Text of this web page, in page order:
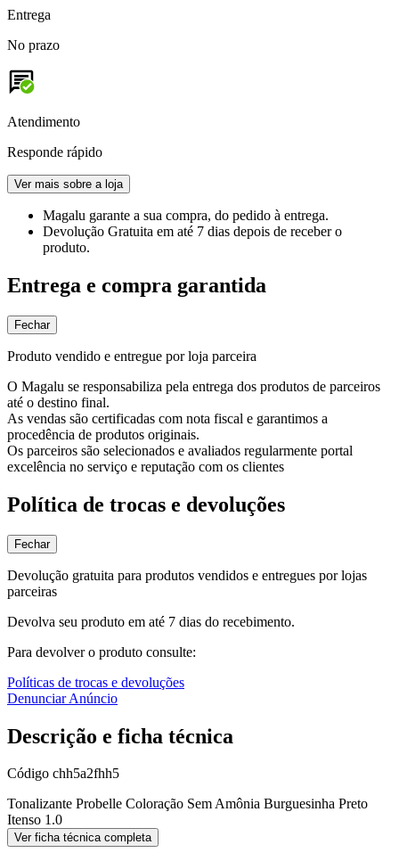
Entrega
No prazo
Atendimento
Responde rápido
Ver mais sobre a loja
Magalu garante a sua compra, do pedido à entrega.
Devolução Gratuita em até 7 dias depois de receber o
produto.
Entrega e compra garantida
Fechar
Produto vendido e entregue por loja parceira
O Magalu se responsabiliza pela entrega dos produtos de parceiros
até o destino final.
As vendas são certificadas com nota fiscal e garantimos a
procedência de produtos originais.
Os parceiros são selecionados e avaliados regularmente portal
excelência no serviço e reputação com os clientes
Política de trocas e devoluções
Fechar
Devolução gratuita para produtos vendidos e entregues por lojas
parceiras
Devolva seu produto em até 7 dias do recebimento.
Para devolver o produto consulte:
Políticas de trocas e devoluções
Denunciar Anúncio
Descrição e ficha técnica
Código chh5a2fhh5
Tonalizante Probelle Coloração Sem Amônia Burguesinha Preto
Itenso 1.0
Ver ficha técnica completa